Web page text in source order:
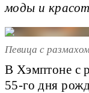
моды и
Певица с
В Хэмптоне с
55-го дня